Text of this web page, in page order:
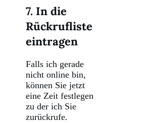
7. In die
Rückrufliste
eintragen
Falls ich gerade
nicht online bin,
können Sie jetzt
eine Zeit festlegen
zu der ich Sie
zurückrufe.